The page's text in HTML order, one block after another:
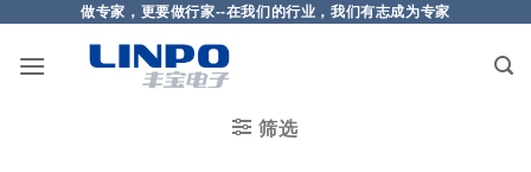
做专家，更要做行家--在我们的行业，我们有志成为专家
筛选